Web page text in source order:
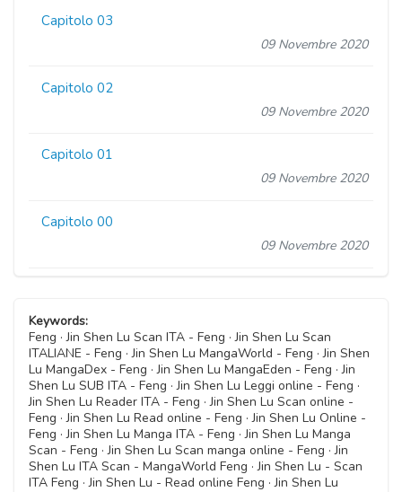
Capitolo 03
09 Novembre 2020
Capitolo 02
09 Novembre 2020
Capitolo 01
09 Novembre 2020
Capitolo 00
09 Novembre 2020
Keywords:
Feng · Jin Shen Lu Scan ITA - Feng · Jin Shen Lu Scan
ITALIANE - Feng · Jin Shen Lu MangaWorld - Feng · Jin Shen
Lu MangaDex - Feng · Jin Shen Lu MangaEden - Feng · Jin
Shen Lu SUB ITA - Feng · Jin Shen Lu Leggi online - Feng ·
Jin Shen Lu Reader ITA - Feng · Jin Shen Lu Scan online -
Feng · Jin Shen Lu Read online - Feng · Jin Shen Lu Online -
Feng · Jin Shen Lu Manga ITA - Feng · Jin Shen Lu Manga
Scan - Feng · Jin Shen Lu Scan manga online - Feng · Jin
Shen Lu ITA Scan - MangaWorld Feng · Jin Shen Lu - Scan
ITA Feng · Jin Shen Lu - Read online Feng · Jin Shen Lu